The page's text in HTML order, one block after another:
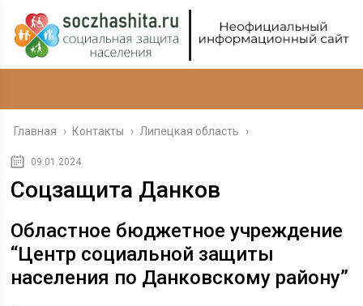
Главная › Контакты › Липецкая область ›
09.01.2024
Соцзащита Данков
Областное бюджетное учреждение
“Центр социальной защиты
населения по Данковскому району”